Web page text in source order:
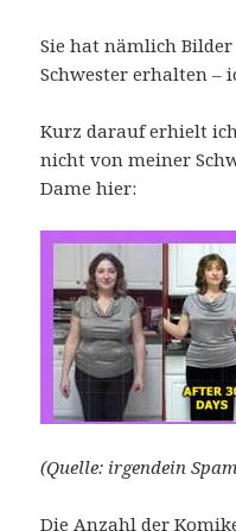
Sie hat nämlich
Schwester erhalten –
Kurz darauf erhielt
nicht von meiner
Dame hier:
(Quelle: irgendein
Die Anzahl der